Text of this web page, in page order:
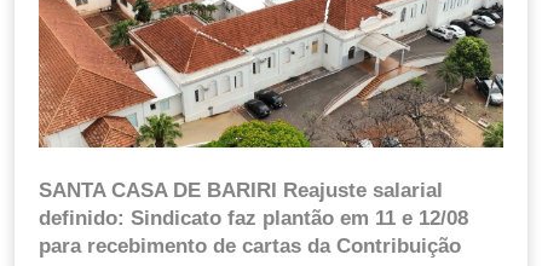
SANTA CASA DE BARIRI Reajuste salarial
definido: Sindicato faz plantão em 11 e 12/08
para recebimento de cartas da Contribuição